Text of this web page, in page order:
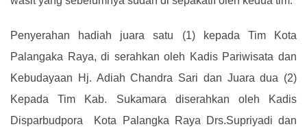
Penyerahan hadiah juara satu (1) kepada Tim Kota
Palangaka Raya, di serahkan oleh Kadis Pariwisata dan
Kebudayaan Hj. Adiah Chandra Sari dan Juara dua (2)
Kepada Tim Kab. Sukamara diserahkan oleh Kadis
Disparbudpora Kota Palangka Raya Drs.Supriyadi dan